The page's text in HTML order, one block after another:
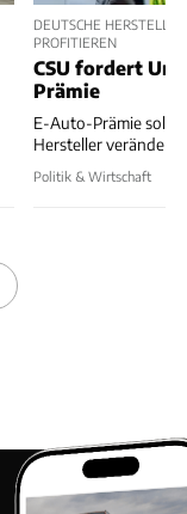
DEUTSCHE
PROFITIEREN
CSU fordert
Prämie
E-Auto-Prämie soll
Hersteller verändert
Politik & Wirtschaft